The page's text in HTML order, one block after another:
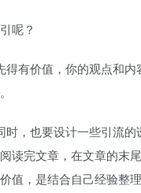
呢？
得有价值，你的观点和内
时，也要设计一些引流
读完文章，在文章的末
值，是结合自己经验整